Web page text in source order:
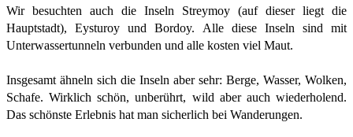
Wir besuchten auch die Inseln Streymoy (auf dieser liegt die
Hauptstadt), Eysturoy und Bordoy. Alle diese Inseln sind mit
Unterwassertunneln verbunden und alle kosten viel Maut.
Insgesamt ähneln sich die Inseln aber sehr: Berge, Wasser, Wolken,
Schafe. Wirklich schön, unberührt, wild aber auch wiederholend.
Das schönste Erlebnis hat man sicherlich bei Wanderungen.